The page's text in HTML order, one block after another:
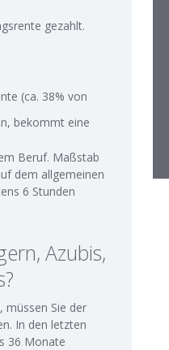
gezahlt.
(ca. 38% von
bekommt eine
Beruf. Maßstab
dem allgemeinen
6 Stunden
Azubis,
müssen Sie der
In den letzten
36 Monate